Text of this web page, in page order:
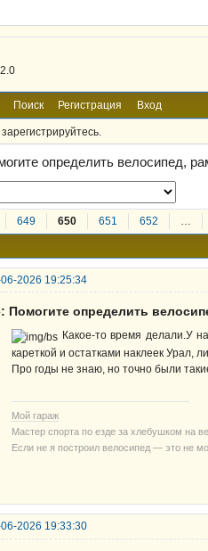
Поиск Регистрация Вход
определить велосипед,
649 650 651 652 …
2026 19:25:34
Помогите определить
Какое-то время делали.У
кареткой и остатками наклеек Урал,
Про годы не знаю, но точно были
Мой гараж
Мастер спорта по езде за хлебушком на
Если не я построил велосипед — это не
2026 19:33:30